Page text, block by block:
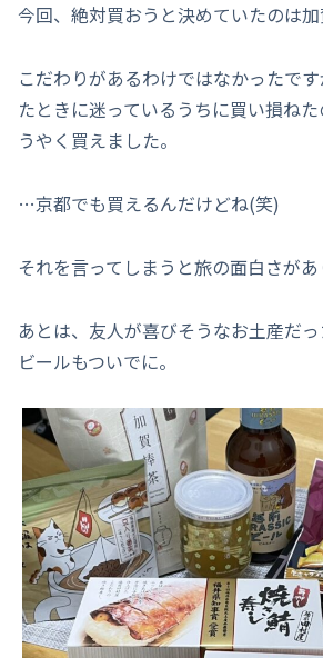
今回、絶対買おうと決めていたのは加
こだわりがあるわけではなかったで
たときに迷っているうちに買い損ね
うやく買えました。
…京都でも買えるんだけどね(笑)
それを言ってしまうと旅の面白さがあ
あとは、友人が喜びそうなお土産だ
ビールもついでに。